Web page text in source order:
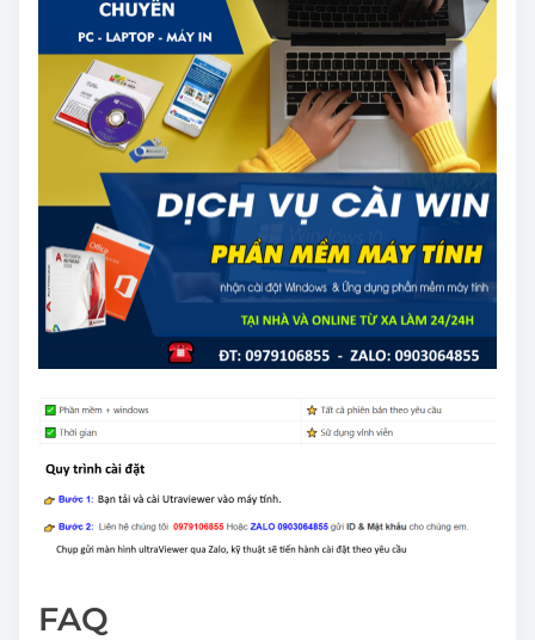
FAQ